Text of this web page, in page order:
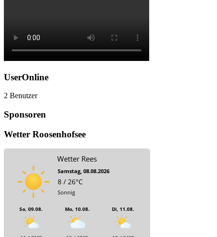
UserOnline
2 Benutzer
Sponsoren
Wetter Roosenhofsee
Wetter Rees
Samstag, 08.08.2026
8 / 26°C
Sonnig
So, 09.08. Mo, 10.08. Di, 11.08.